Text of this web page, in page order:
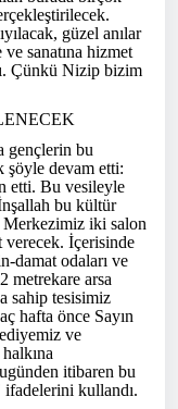
güzel anılar
sanatına hizmet
Çünkü Nizip bizim
gençlerin bu
şöyle devam etti:
etti. Bu vesileyle
bu kültür
Merkezimiz iki salon
İçerisinde
damat odaları ve
metrekare arsa
sahip tesisimiz
hafta önce Sayın
ve
itibaren bu
kullandı.